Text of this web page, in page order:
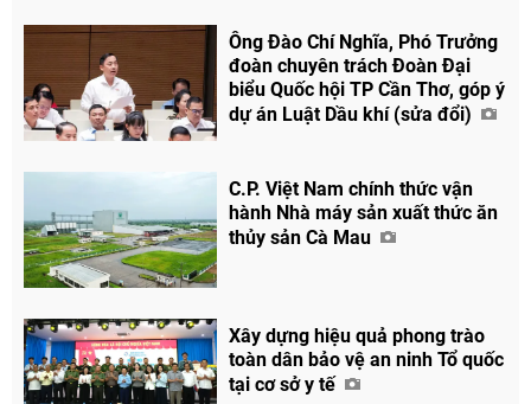
Ông Đào Chí Nghĩa, Phó Trưởng
đoàn chuyên trách Đoàn Đại
biểu Quốc hội TP Cần Thơ, góp ý
dự án Luật Dầu khí (sửa đổi)
C.P. Việt Nam chính thức vận
hành Nhà máy sản xuất thức ăn
thủy sản Cà Mau
Xây dựng hiệu quả phong trào
toàn dân bảo vệ an ninh Tổ quốc
tại cơ sở y tế